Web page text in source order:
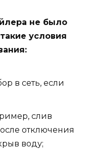
не было
условия
в сеть, если
слив
отключения
воду;